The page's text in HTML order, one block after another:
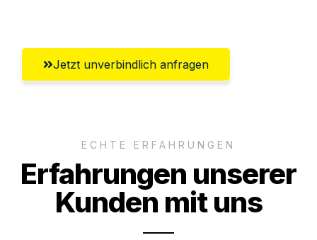
Jetzt unverbindlich anfragen
ECHTE ERFAHRUNGEN
Erfahrungen unserer
Kunden mit uns